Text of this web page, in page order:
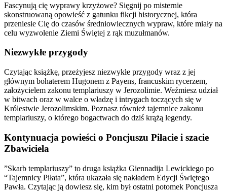
Fascynują cię wyprawy krzyżowe? Sięgnij po misternie
skonstruowaną opowieść z gatunku fikcji historycznej, która
przeniesie Cię do czasów średniowiecznych wypraw, które miały na
celu wyzwolenie Ziemi Świętej z rąk muzułmanów.
Niezwykłe przygody
Czytając książkę, przeżyjesz niezwykłe przygody wraz z jej
głównym bohaterem Hugonem z Payens, francuskim rycerzem,
założycielem zakonu templariuszy w Jerozolimie. Weźmiesz udział
w bitwach oraz w walce o władzę i intrygach toczących się w
Królestwie Jerozolimskim. Poznasz również tajemnice zakonu
templariuszy, o którego bogactwach do dziś krążą legendy.
Kontynuacja powieści o Poncjuszu Piłacie i szacie
Zbawiciela
”Skarb templariuszy” to druga książka Giennadija Lewickiego po
“Tajemnicy Piłata”, która ukazała się nakładem Edycji Świętego
Pawła. Czytając ją dowiesz się, kim był ostatni potomek Poncjusza